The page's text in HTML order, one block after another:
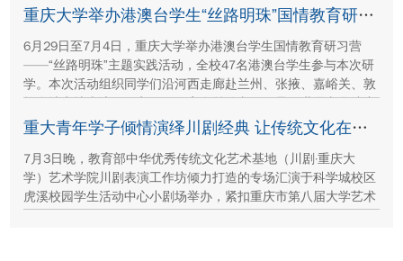
重庆大学举办港澳台学生“丝路明珠”国情教育研习营
6月29日至7月4日，重庆大学举办港澳台学生国情教育研习营
——“丝路明珠”主题实践活动，全校47名港澳台学生参与本次研
学。本次活动组织同学们沿河西走廊赴兰州、张掖、嘉峪关、敦
煌多地实地走访，深入了解国家在丝路文明传承、世界文化遗产
保护、西北地质生态治理等方面的建设成就与发展路径。
重大青年学子倾情演绎川剧经典 让传统文化在校园“活”起来
7月3日晚，教育部中华优秀传统文化艺术基地（川剧·重庆大
学）艺术学院川剧表演工作坊倾力打造的专场汇演于科学城校区
虎溪校园学生活动中心小剧场举办，紧扣重庆市第八届大学艺术